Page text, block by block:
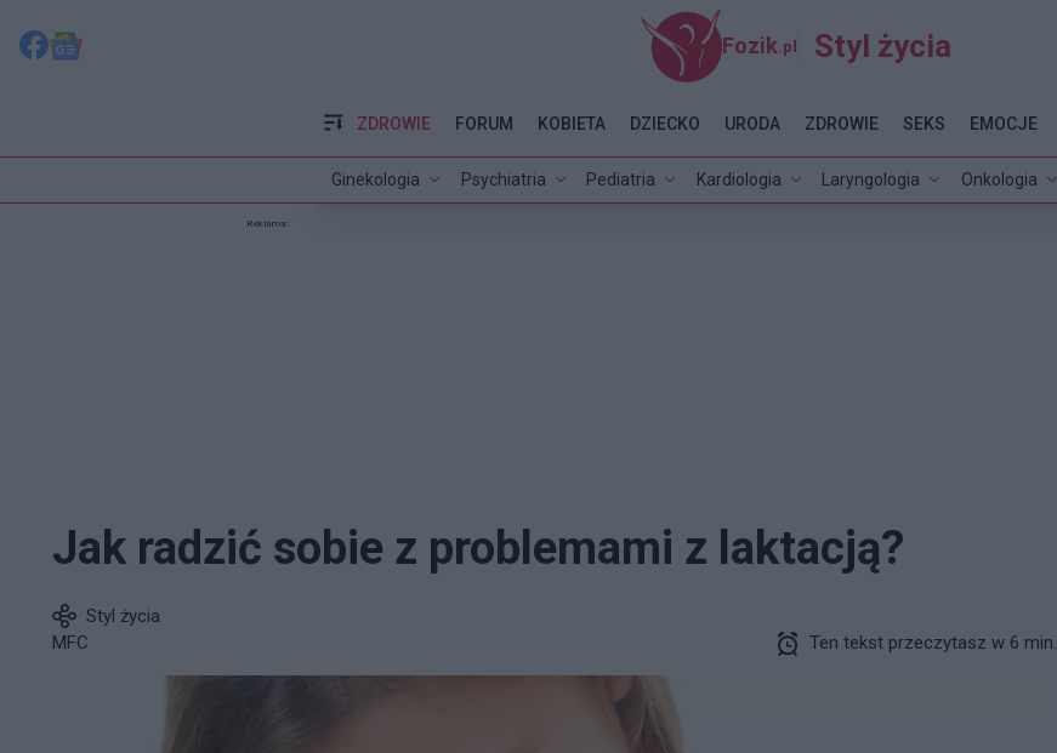
Fozik .pl Styl życia
ZDROWIE
Ginekologia Psychiatria Pediatria Kardiologia Laryngologia Onkologia
FORUM KOBIETA DZIECKO URODA ZDROWIE SEKS EMOCJE
Reklama:
Jak radzić sobie z problemami z laktacją?
Styl życia
MFC
Ten tekst przeczytasz w 6 min.